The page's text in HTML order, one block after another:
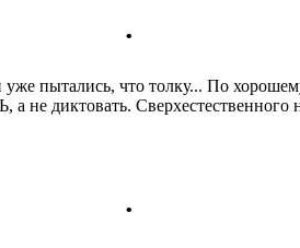
.
уже пытались, что толку... По
не диктовать. Сверхестественного
.